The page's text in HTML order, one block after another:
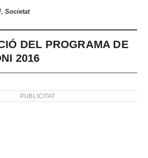
,Societat
DEL PROGRAMA DE
2016
PUBLICITAT